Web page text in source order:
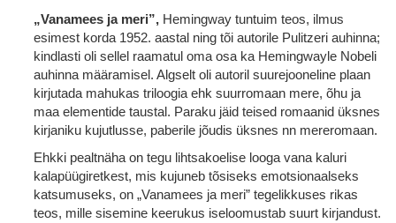
„Vanamees ja meri”, Hemingway tuntuim teos, ilmus
esimest korda 1952. aastal ning tõi autorile Pulitzeri auhinna;
kindlasti oli sellel raamatul oma osa ka Hemingwayle Nobeli
auhinna määramisel. Algselt oli autoril suurejooneline plaan
kirjutada mahukas triloogia ehk suurromaan mere, õhu ja
maa elementide taustal. Paraku jäid teised romaanid üksnes
kirjaniku kujutlusse, paberile jõudis üksnes nn mereromaan.
Ehkki pealtnäha on tegu lihtsakoelise looga vana kaluri
kalapüügiretkest, mis kujuneb tõsiseks emotsionaalseks
katsumuseks, on „Vanamees ja meri” tegelikkuses rikas
teos, mille sisemine keerukus iseloomustab suurt kirjandust.